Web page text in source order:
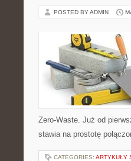
POSTED BY ADMIN
Zero-Waste. Już od
stawia na prostotę
CATEGORIES: ARTYKUŁY